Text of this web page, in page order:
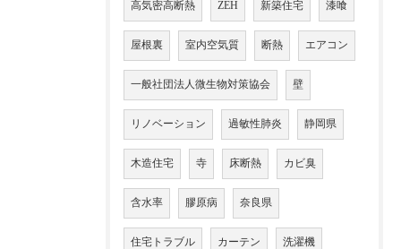
高気密高断熱 ZEH 新築住宅 漆喰
屋根裏 室内空気質 断熱 エアコン
一般社団法人微生物対策協会 壁
リノベーション 過敏性肺炎 静岡県
木造住宅 寺 床断熱 カビ臭
含水率 膠原病 奈良県
住宅トラブル カーテン 洗濯機